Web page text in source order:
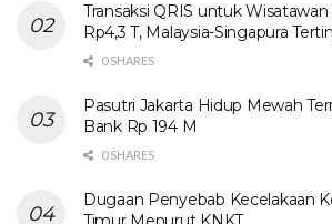
Transaksi QRIS untuk
Rp4,3 T, Malaysia-Singapura
0 SHARES
Pasutri Jakarta Hidup Mewah
Bank Rp 194 M
0 SHARES
Dugaan Penyebab Kecelakaan